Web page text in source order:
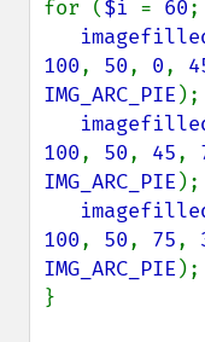
for ($i = 60;
100, 50, 0,
IMG_ARC_PIE );
100, 50, 45,
IMG_ARC_PIE );
100, 50, 75,
IMG_ARC_PIE );
}